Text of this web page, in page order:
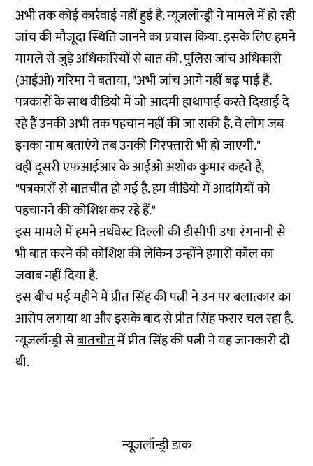
अभी तक कोई कार्रवाई नहीं हुई है. न्यूज़लॉन्ड्री ने मामले में हो रही
जांच की मौजूदा स्थिति जानने का प्रयास किया. इसके लिए हमने
मामले से जुड़े अधिकारियों से बात की. पुलिस जांच अधिकारी
(आईओ) गरिमा ने बताया, "अभी जांच आगे नहीं बढ़ पाई है.
पत्रकारों के साथ वीडियो में जो आदमी हाथापाई करते दिखाई दे
रहे हैं उनकी अभी तक पहचान नहीं की जा सकी है. वे लोग जब
इनका नाम बताएंगे तब उनकी गिरफ्तारी भी हो जाएगी."
वहीं दूसरी एफआईआर के आईओ अशोक कुमार कहते हैं,
"पत्रकारों से बातचीत हो गई है. हम वीडियो में आदमियों को
पहचानने की कोशिश कर रहे हैं."
इस मामले में हमने ऩर्थवेस्ट दिल्ली की डीसीपी उषा रंगनानी से
भी बात करने की कोशिश की लेकिन उन्होंने हमारी कॉल का
जवाब नहीं दिया है.
इस बीच मई महीने में प्रीत सिंह की पत्नी ने उन पर बलात्कार का
आरोप लगाया था और इसके बाद से प्रीत सिंह फरार चल रहा है.
न्यूज़लॉन्ड्री सेबातचीतमें प्रीत सिंह की पत्नी ने यह जानकारी दी
थी.
न्यूज़लॉन्ड्री डाक